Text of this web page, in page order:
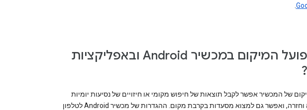
איך פועל המיקום במכשיר Android ובאפליקציות
של המכשיר אפשר לקבל תוצאות של חיפוש מקומי או חיזויים של נסיעות יומיות
לעבודה וחזרה, ואפשר גם למצוא מסעדות בקרבת מקום. ההגדרות של מכשיר Android לטלפון